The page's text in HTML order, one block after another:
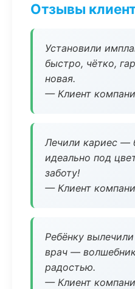
Отзывы
Установили
быстро, чётко,
новая.
— Клиент
Лечили кариес —
идеально под
заботу!
— Клиент
Ребёнку
врач —
радостью.
— Клиент